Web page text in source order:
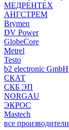
МЕДРЕНТЕХ
АНГСТРЕМ
Brymen
DV Power
GlobeCore
Metrel
Testo
b2 electronic GmbH
СКАТ
СКБ ЭП
NORGAU
ЭКРОС
Mastech
все производители